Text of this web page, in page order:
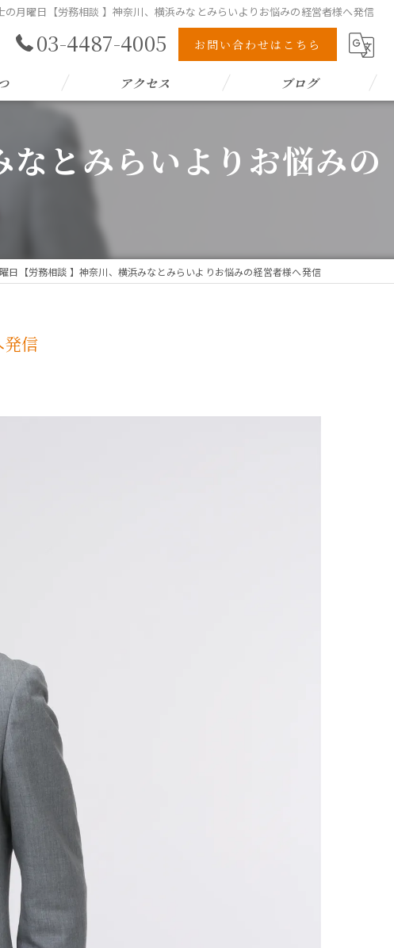
の月曜日【労務相談 】神奈川、横浜みなとみらいよりお悩みの経営者様へ発信
03-4487-4005 お問い合わせはこちら
アクセス ブログ
とみらいよりお悩みの
日【労務相談 】神奈川、横浜みなとみらいよりお悩みの経営者様へ発信
信